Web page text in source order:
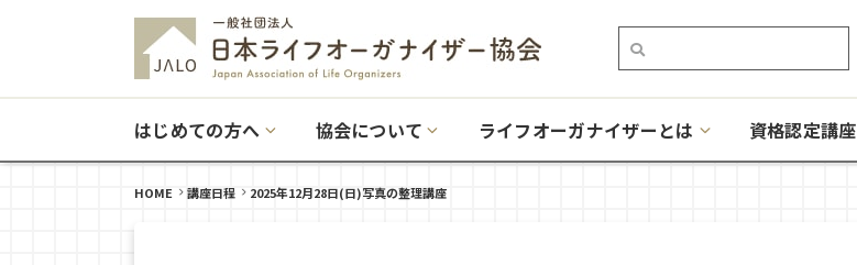
はじめての方へ 協会について ライフオーガナイザーとは 資格認定講座
HOME 講座日程 2025年12月28日(日)写真の整理講座